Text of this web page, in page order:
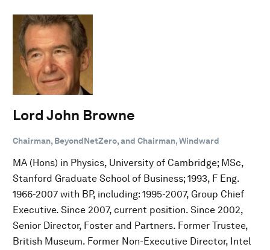
Lord John Browne
Chairman, BeyondNetZero, and Chairman, Windward
MA (Hons) in Physics, University of Cambridge; MSc,
Stanford Graduate School of Business; 1993, F Eng.
1966-2007 with BP, including: 1995-2007, Group Chief
Executive. Since 2007, current position. Since 2002,
Senior Director, Foster and Partners. Former Trustee,
British Museum. Former Non-Executive Director, Intel